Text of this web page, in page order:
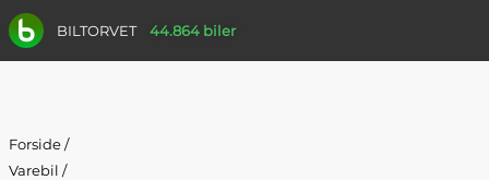
BILTORVET 44.864 biler
Forside/
Varebil /